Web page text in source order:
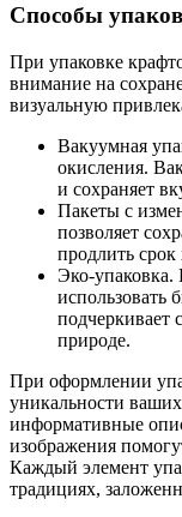
Способы
При упаковке
внимание на
визуальную
Вакуумная
окисления.
и сохраняет
Пакеты с
позволяет
продлить срок
Эко-упаковка.
использовать
подчеркивает
природе.
При оформлении
уникальности
информативные
изображения
Каждый элемент
традициях,